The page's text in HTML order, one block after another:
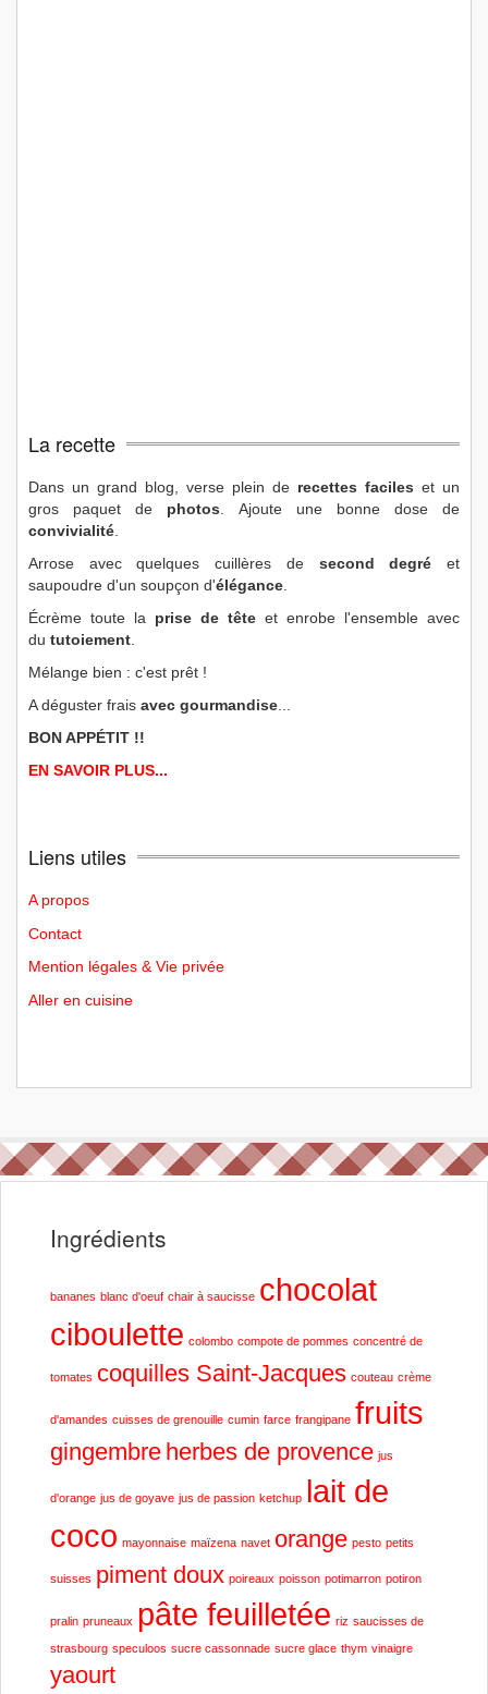
La recette
Dans un grand blog, verse plein de recettes faciles et un
gros paquet de photos . Ajoute une bonne dose de
convivialité
Arrose avec quelques cuillères de second degré et
saupoudre d'un soupçon d'élégance
Écrème toute la prise de tête et enrobe l'ensemble avec
du tutoiement
Mélange bien : c'est prêt !
A déguster frais avec gourmandise
BON APPÉTIT !!
EN SAVOIR PLUS...
Liens utiles
A propos
Contact
Mention légales & Vie privée
Aller en cuisine
Ingrédients
bananes blanc d'oeuf chair à saucisse chocolat
ciboulette colombo compote de pommes concentré de
tomates coquilles Saint-Jacques couteau crème
d'amandes cuisses de grenouille cumin farce frangipane fruits
gingembre herbes de provence jus
d'orange jus de goyave jus de passion ketchup lait de
coco mayonnaise maïzena navet orange pesto petits
suisses piment doux poireaux poisson potimarron potiron
pralin pruneaux pâte feuilletée riz saucisses de
strasbourg speculoos sucre cassonnade sucre glace thym vinaigre
yaourt